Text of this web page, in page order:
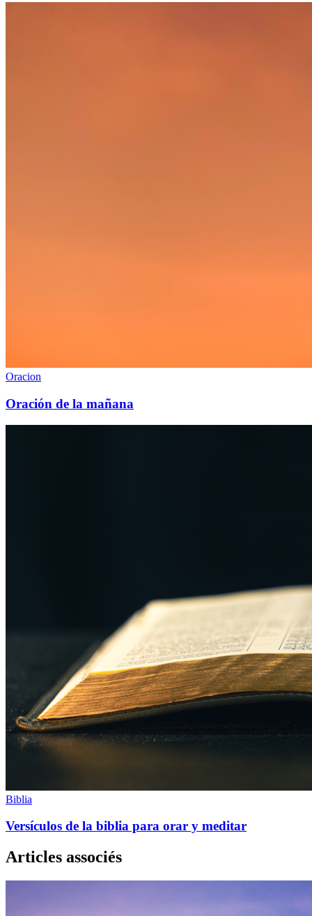
Oracion
Oración de la mañana
Biblia
Versículos de la biblia para orar y meditar
Articles associés